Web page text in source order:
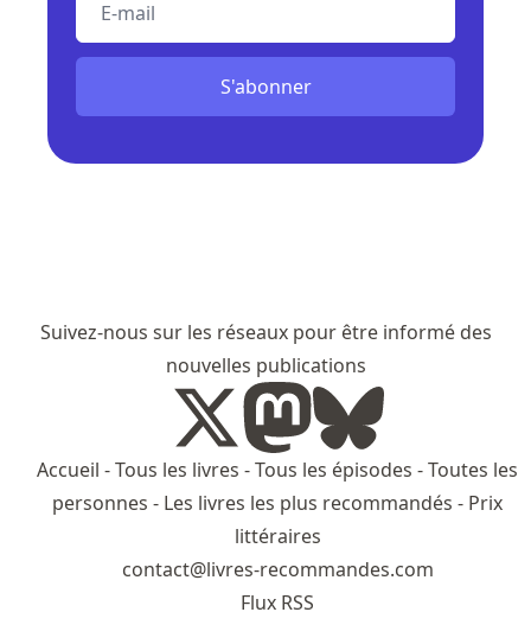
S'abonner
Suivez-nous sur les réseaux pour être informé des
nouvelles publications
Accueil -Tous les livres -Tous les épisodes -Toutes les
personnes - Les livres les plus recommandés - Prix
littéraires
contact@livres-recommandes.com
Flux RSS